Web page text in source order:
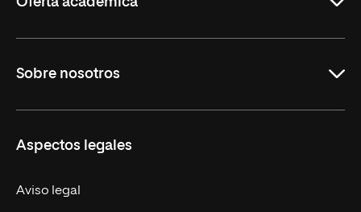
Formación Continua
Sobre nosotros
Trabaja en UNIR
Actualidad
Aspectos legales
Aviso legal